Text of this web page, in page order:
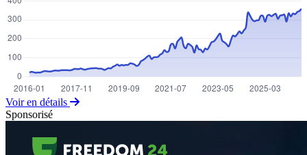
Voir en détails
Sponsorisé